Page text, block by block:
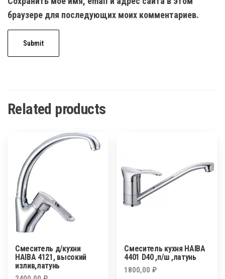
браузере для последующих моих комментариев.
Related products
Смеситель д/кухни
HAIBA 4121, высокий
излив,латунь
Смеситель кухня HAIBA
4401 D40 ,п/ш ,латунь
1800,00₽